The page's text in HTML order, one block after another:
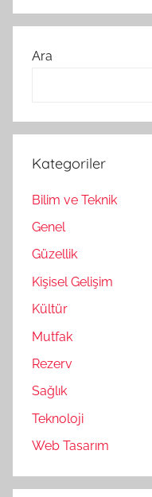
Ara
Kategoriler
Bilim ve Teknik
Genel
Güzellik
Kişisel Gelişim
Kültür
Mutfak
Rezerv
Sağlık
Teknoloji
Web Tasarım